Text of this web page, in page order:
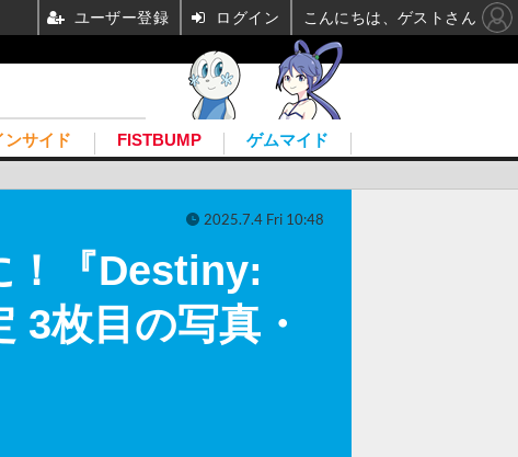
ンサイド FISTBUMP ゲムマイド
！『Destiny:
枚目の写真・
2025.7.4 Fri 10:48
ユーザー登録 ログイン こんにちは、ゲストさん